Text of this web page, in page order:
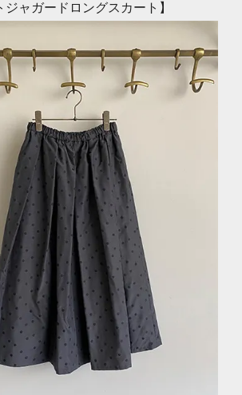
ジャガードロングスカート】